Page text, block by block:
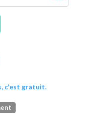
c'est gratuit.